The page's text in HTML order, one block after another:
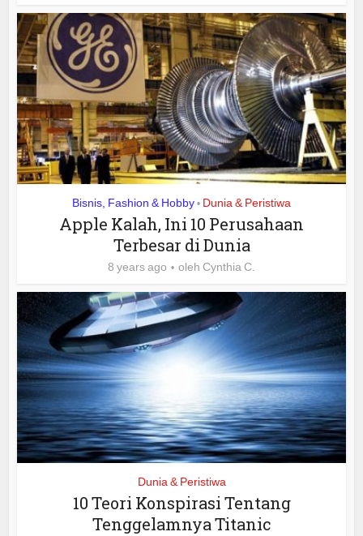
Bisnis, Fashion & Hobby • Dunia & Peristiwa
Apple Kalah, Ini 10 Perusahaan
Terbesar di Dunia
8 years ago oleh Cynthia C.
Dunia & Peristiwa
10 Teori Konspirasi Tentang
Tenggelamnya Titanic